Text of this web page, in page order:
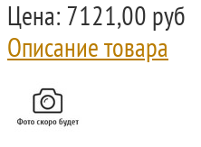
Цена: 7121,00 руб
Описание товара